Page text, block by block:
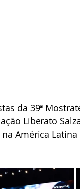
da 39ª
Liberato
América